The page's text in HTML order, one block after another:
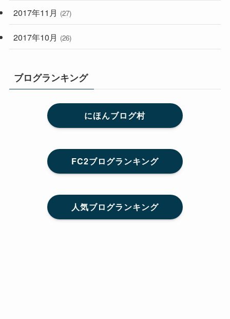
2017年11月 (27)
2017年10月 (26)
ブログランキング
にほんブログ村
FC2ブログランキング
人気ブログランキング